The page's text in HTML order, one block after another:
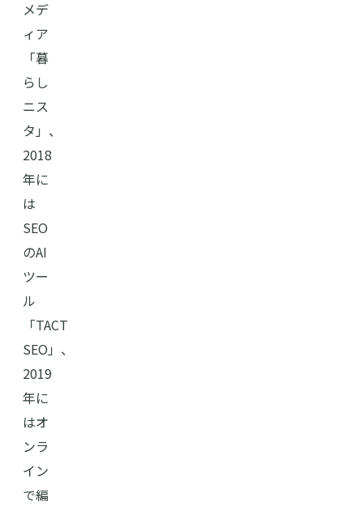
メデ
ィア
「暮
らし
ニス
タ」、
2018
年に
は
SEO
のAI
ツー
ル
「TACT
SEO」、
2019
年に
はオ
ンラ
イン
で編